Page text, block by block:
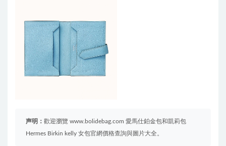
声明： 歡迎瀏覽 www.bolidebag.com 愛馬仕鉑金包和凱莉包
Hermes Birkin kelly 女包官網價格查詢與圖片大全。